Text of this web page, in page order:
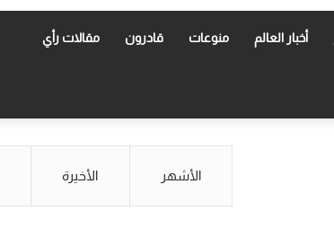
أخبار العالم منوعات قادرون مقالات رأي
الأشهر الأخيرة